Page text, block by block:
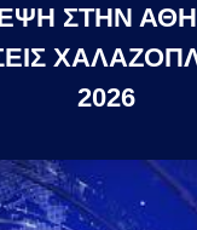
ΣΤΗΝ
2026